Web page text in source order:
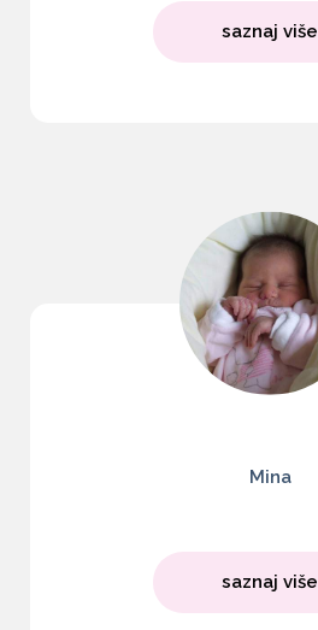
saznaj više
Mina
saznaj više